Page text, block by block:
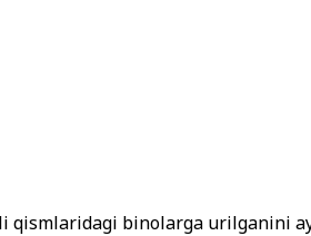
qismlaridagi binolarga urilganini